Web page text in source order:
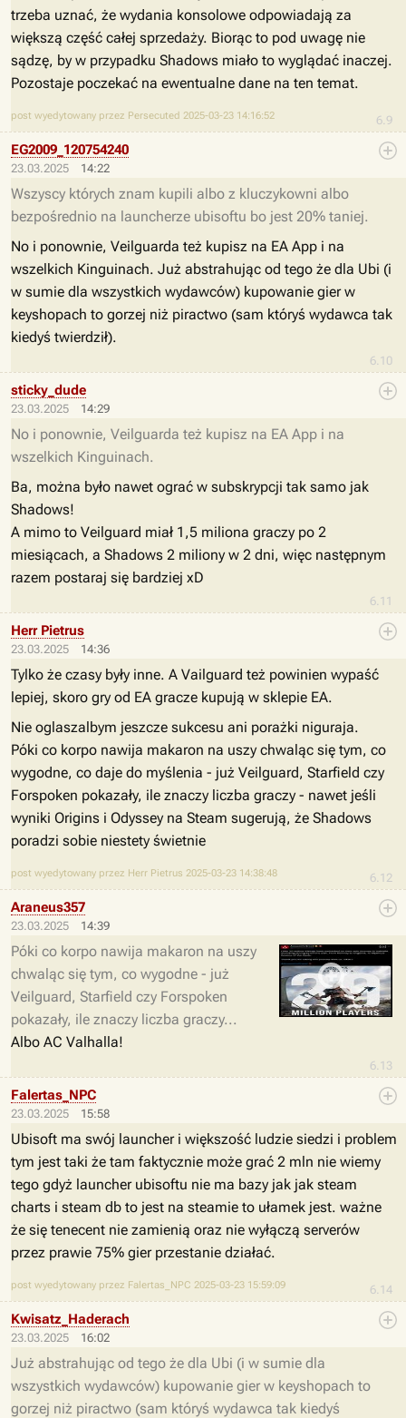
6.9
trzeba uznać, że wydania konsolowe odpowiadają za
większą część całej sprzedaży. Biorąc to pod uwagę nie
sądzę, by w przypadku Shadows miało to wyglądać inaczej.
Pozostaje poczekać na ewentualne dane na ten temat.
post wyedytowany przez Persecuted 2025-03-23 14:16:52
23.03.2025 14:22
6.10
EG2009_120754240
Wszyscy których znam kupili albo z kluczykowni albo
bezpośrednio na launcherze ubisoftu bo jest 20% taniej.
No i ponownie, Veilguarda też kupisz na EA App i na
wszelkich Kinguinach. Już abstrahując od tego że dla Ubi (i
w sumie dla wszystkich wydawców) kupowanie gier w
keyshopach to gorzej niż piractwo (sam któryś wydawca tak
kiedyś twierdził).
23.03.2025 14:29
6.11
sticky_dude
No i ponownie, Veilguarda też kupisz na EA App i na
wszelkich Kinguinach.
Ba, można było nawet ograć w subskrypcji tak samo jak
Shadows!
A mimo to Veilguard miał 1,5 miliona graczy po 2
miesiącach, a Shadows 2 miliony w 2 dni, więc następnym
razem postaraj się bardziej xD
23.03.2025 14:36
6.12
Herr Pietrus
Tylko że czasy były inne. A Vailguard też powinien wypaść
lepiej, skoro gry od EA gracze kupują w sklepie EA.
Nie oglaszalbym jeszcze sukcesu ani porażki niguraja.
Póki co korpo nawija makaron na uszy chwaląc się tym, co
wygodne, co daje do myślenia - już Veilguard, Starfield czy
Forspoken pokazały, ile znaczy liczba graczy - nawet jeśli
wyniki Origins i Odyssey na Steam sugerują, że Shadows
poradzi sobie niestety świetnie
post wyedytowany przez Herr Pietrus 2025-03-23 14:38:48
23.03.2025 14:39
6.13
Araneus357
Póki co korpo nawija makaron na uszy
chwaląc się tym, co wygodne - już
Veilguard, Starfield czy Forspoken
pokazały, ile znaczy liczba graczy...
Albo AC Valhalla!
23.03.2025 15:58
6.14
Falertas_NPC
Ubisoft ma swój launcher i większość ludzie siedzi i problem
tym jest taki że tam faktycznie może grać 2 mln nie wiemy
tego gdyż launcher ubisoftu nie ma bazy jak jak steam
charts i steam db to jest na steamie to ułamek jest. ważne
że się tenecent nie zamienią oraz nie wyłączą serverów
przez prawie 75% gier przestanie działać.
post wyedytowany przez Falertas_NPC 2025-03-23 15:59:09
23.03.2025 16:02
Kwisatz_Haderach
Już abstrahując od tego że dla Ubi (i w sumie dla
wszystkich wydawców) kupowanie gier w keyshopach to
gorzej niż piractwo (sam któryś wydawca tak kiedyś